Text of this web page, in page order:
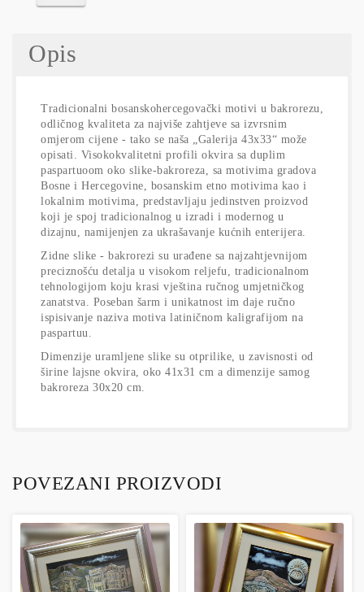
Opis
Tradicionalni bosanskohercegovački motivi u bakrorezu,
odličnog kvaliteta za najviše zahtjeve sa izvrsnim
omjerom cijene - tako se naša „Galerija 43x33“ može
opisati. Visokokvalitetni profili okvira sa duplim
paspartuoom oko slike-bakroreza, sa motivima gradova
Bosne i Hercegovine, bosanskim etno motivima kao i
lokalnim motivima, predstavljaju jedinstven proizvod
koji je spoj tradicionalnog u izradi i modernog u
dizajnu, namijenjen za ukrašavanje kućnih enterijera.
Zidne slike - bakrorezi su urađene sa najzahtjevnijom
preciznošću detalja u visokom reljefu, tradicionalnom
tehnologijom koju krasi vještina ručnog umjetničkog
zanatstva. Poseban šarm i unikatnost im daje ručno
ispisivanje naziva motiva latiničnom kaligrafijom na
paspartuu.
Dimenzije uramljene slike su otprilike, u zavisnosti od
širine lajsne okvira, oko 41x31 cm a dimenzije samog
bakroreza 30x20 cm.
POVEZANI PROIZVODI